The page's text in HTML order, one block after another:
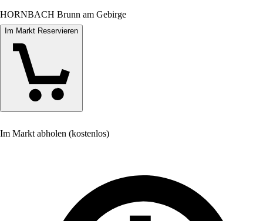
HORNBACH Brunn am Gebirge
Im Markt Reservieren
Im Markt abholen (kostenlos)